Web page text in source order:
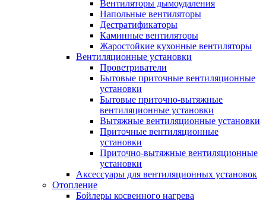
Вентиляторы дымоудаления
Напольные вентиляторы
Дестратификаторы
Каминные вентиляторы
Жаростойкие кухонные вентиляторы
Вентиляционные установки
Проветриватели
Бытовые приточные вентиляционные
установки
Бытовые приточно-вытяжные
вентиляционные установки
Вытяжные вентиляционные установки
Приточные вентиляционные
установки
Приточно-вытяжные вентиляционные
установки
Аксессуары для вентиляционных установок
Отопление
Бойлеры косвенного нагрева